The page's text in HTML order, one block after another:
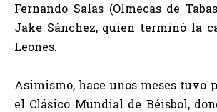
Fernando Salas (Olmecas de
Jake Sánchez, quien terminó la
Leones.
Asimismo, hace unos meses tuvo
el Clásico Mundial de Béisbol,